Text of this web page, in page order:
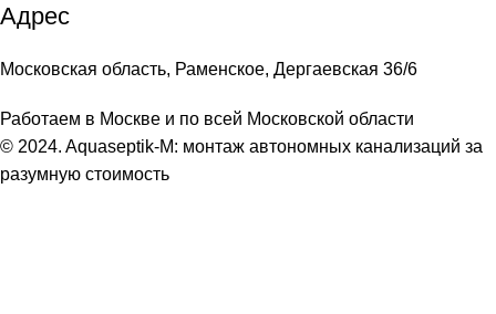
Адрес
Московская область, Раменское, Дергаевская 36/6
Работаем в Москве и по всей Московской области
© 2024. Aquaseptik-M: монтаж автономных канализаций за
разумную стоимость